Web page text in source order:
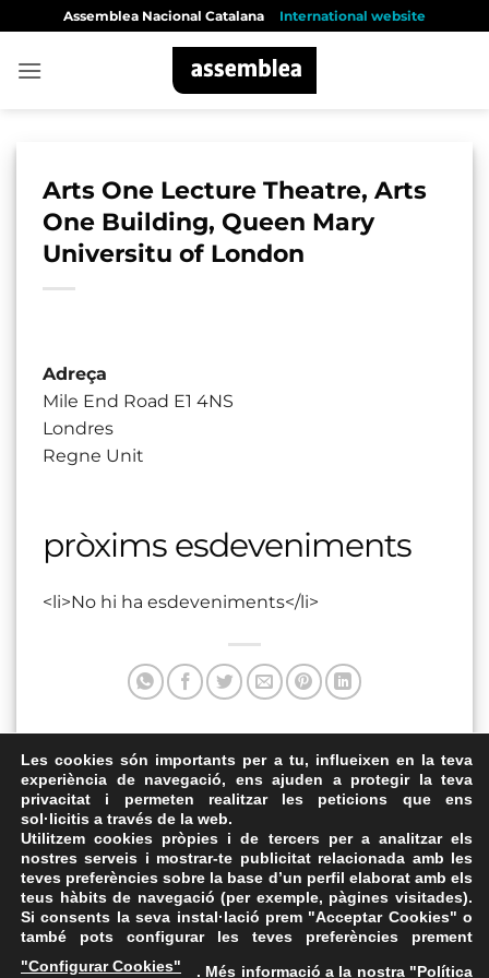
content
Assemblea Nacional Catalana International website
Arts One Lecture Theatre, Arts
One Building, Queen Mary
Universitu of London
Adreça
Mile End Road E1 4NS
Londres
Regne Unit
pròxims esdeveniments
<li>No hi ha esdeveniments</li>
Aquesta entrada va ser publicada a . Marqui com a favorit
elEnllaç permanent.
Museu Dader NOVI, Cambridge
Les cookies són importants per a tu, influeixen en la teva
experiència de navegació, ens ajuden a protegir la teva
privacitat i permeten realitzar les peticions que ens
sol·licitis a través de la web.
Utilitzem cookies pròpies i de tercers per a analitzar els
nostres serveis i mostrar-te publicitat relacionada amb les
teves preferències sobre la base d’un perfil elaborat amb els
teus hàbits de navegació (per exemple, pàgines visitades).
Si consents la seva instal·lació prem "Acceptar Cookies" o
també pots configurar les teves preferències prement
"Configurar Cookies"
. Més informació a la nostra "Política